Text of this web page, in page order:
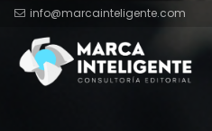
info@marcainteligente.com